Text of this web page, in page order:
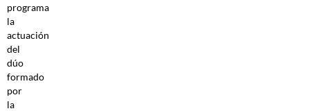
programa
la
actuación
del
dúo
formado
por
la